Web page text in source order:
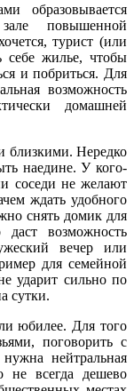
образовывается
повышенной
турист (или
себе жилье, чтобы
и побриться. Для
возможность
домашней
близкими. Нередко
наедине. У кого-
соседи не желают
ждать удобного
снять домик для
возможность
вечер или
для семейной
ударит сильно по
сутки.
юбилее. Для того
поговорить с
нейтральная
не всегда дешево